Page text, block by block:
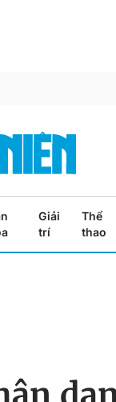
Giải
trí
Thể
thao